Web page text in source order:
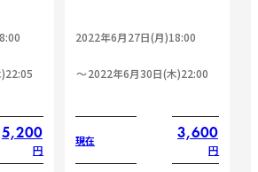
5,200
円
2022年6月27日(月)18:00
2022年6月30日(木)22:00
現在 3,600
円